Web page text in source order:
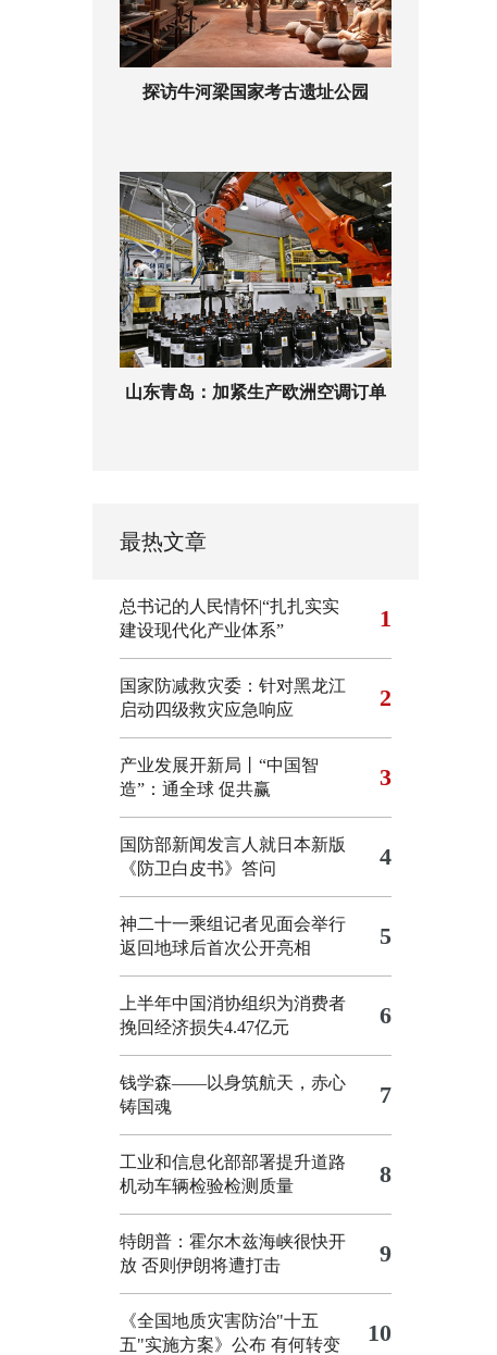
探访牛河梁国家考古遗址公园
山东青岛：加紧生产欧洲空调订单
最热文章
总书记的人民情怀|“扎扎实实
建设现代化产业体系”
1
国家防减救灾委：针对黑龙江
启动四级救灾应急响应
2
产业发展开新局丨“中国智
造”：通全球 促共赢
3
国防部新闻发言人就日本新版
《防卫白皮书》答问
4
神二十一乘组记者见面会举行
返回地球后首次公开亮相
5
上半年中国消协组织为消费者
挽回经济损失4.47亿元
6
钱学森——以身筑航天，赤心
铸国魂
7
工业和信息化部部署提升道路
机动车辆检验检测质量
8
特朗普：霍尔木兹海峡很快开
放 否则伊朗将遭打击
9
《全国地质灾害防治"十五
五"实施方案》公布 有何转变
10